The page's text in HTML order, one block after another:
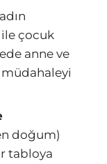
ile çocuk
anne ve
doğum)
tabloya